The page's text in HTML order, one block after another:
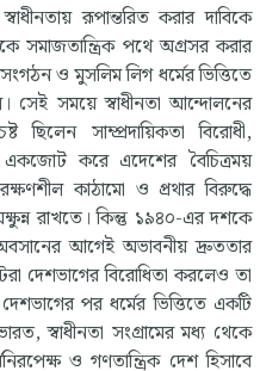
রূপান্তরিত করার দাবিকে
সমাজতান্ত্রিক পথে অগ্রসর করার
সংগঠন ও মুসলিম লিগ ধর্মের ভিত্তিতে
সময়ে স্বাধীনতা আন্দোলনের
ছিলেন সাম্প্রদায়িকতা বিরোধী,
একজোট করে এদেশের বৈচিত্রময়
কাঠামো ও প্রথার বিরুদ্ধে
রাখতে। কিন্তু ১৯৪০-এর দশকে
অবসানের আগেই অভাবনীয় দ্রুততার
দেশভাগের বিরোধিতা করলেও তা
পর ধর্মের ভিত্তিতে একটি
স্বাধীনতা সংগ্রামের মধ্য থেকে
ও গণতান্ত্রিক দেশ হিসাবে